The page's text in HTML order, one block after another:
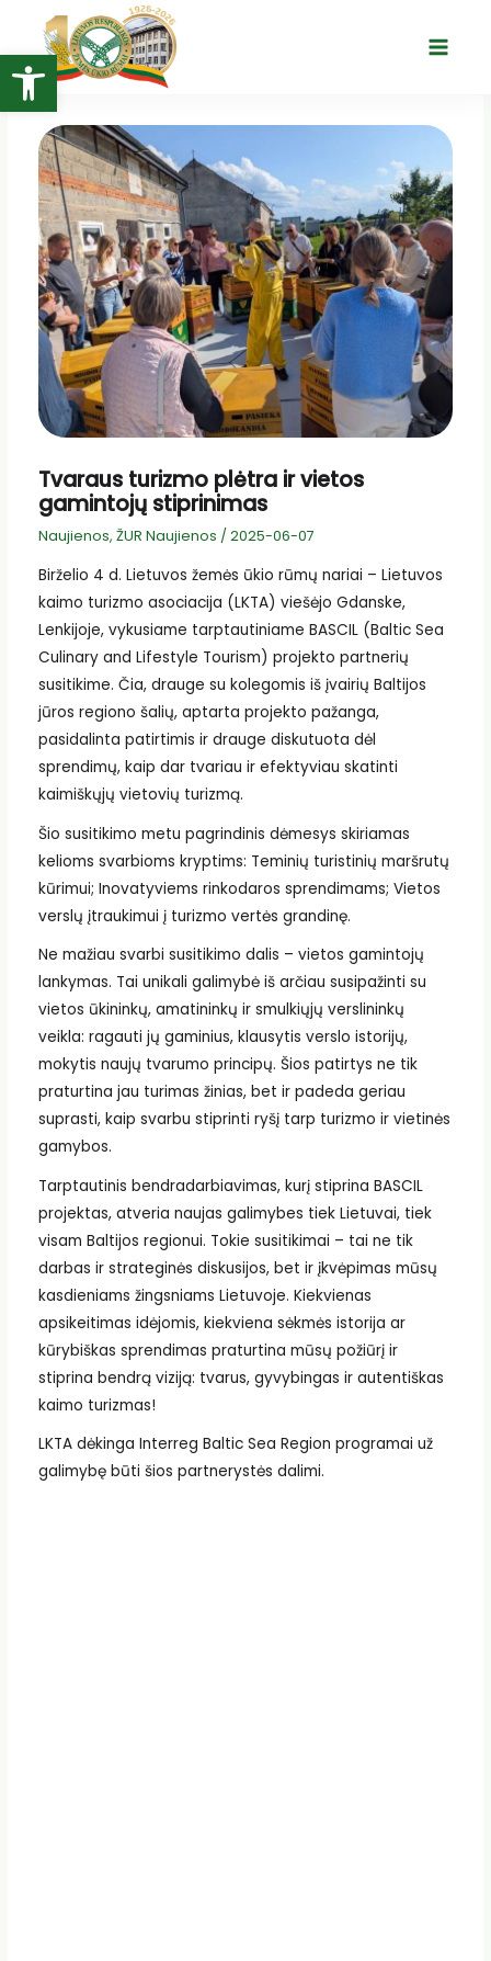
Open toolbar
turinio
Main
Tvaraus turizmo plėtra ir vietos
gamintojų stiprinimas
Naujienos, ŽUR Naujienos / 2025-06-07
Birželio 4 d. Lietuvos žemės ūkio rūmų nariai – Lietuvos
kaimo turizmo asociacija (LKTA) viešėjo Gdanske,
Lenkijoje, vykusiame tarptautiniame BASCIL (Baltic Sea
Culinary and Lifestyle Tourism) projekto partnerių
susitikime. Čia, drauge su kolegomis iš įvairių Baltijos
jūros regiono šalių, aptarta projekto pažanga,
pasidalinta patirtimis ir drauge diskutuota dėl
sprendimų, kaip dar tvariau ir efektyviau skatinti
kaimiškųjų vietovių turizmą.
Šio susitikimo metu pagrindinis dėmesys skiriamas
kelioms svarbioms kryptims: Teminių turistinių maršrutų
kūrimui; Inovatyviems rinkodaros sprendimams; Vietos
verslų įtraukimui į turizmo vertės grandinę.
Ne mažiau svarbi susitikimo dalis – vietos gamintojų
lankymas. Tai unikali galimybė iš arčiau susipažinti su
vietos ūkininkų, amatininkų ir smulkiųjų verslininkų
veikla: ragauti jų gaminius, klausytis verslo istorijų,
mokytis naujų tvarumo principų. Šios patirtys ne tik
praturtina jau turimas žinias, bet ir padeda geriau
suprasti, kaip svarbu stiprinti ryšį tarp turizmo ir vietinės
gamybos.
Tarptautinis bendradarbiavimas, kurį stiprina BASCIL
projektas, atveria naujas galimybes tiek Lietuvai, tiek
visam Baltijos regionui. Tokie susitikimai – tai ne tik
darbas ir strateginės diskusijos, bet ir įkvėpimas mūsų
kasdieniams žingsniams Lietuvoje. Kiekvienas
apsikeitimas idėjomis, kiekviena sėkmės istorija ar
kūrybiškas sprendimas praturtina mūsų požiūrį ir
stiprina bendrą viziją: tvarus, gyvybingas ir autentiškas
kaimo turizmas!
LKTA dėkinga Interreg Baltic Sea Region programai už
galimybę būti šios partnerystės dalimi.